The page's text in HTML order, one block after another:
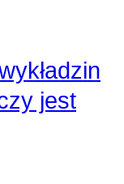
jest